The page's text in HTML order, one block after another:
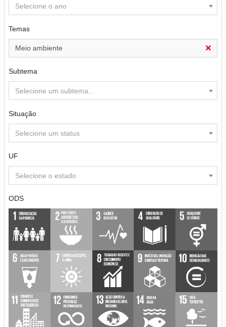
Selecione o ano
Temas
Meio ambiente
Subtema
Selecione um subtema...
Situação
Selecione um status
UF
Selecione o estado
ODS